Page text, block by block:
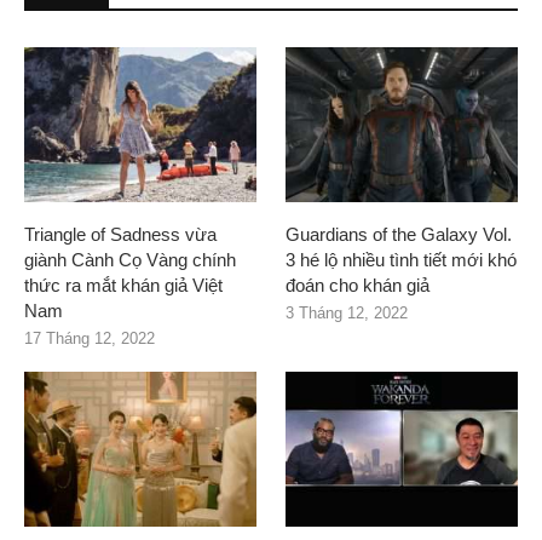
Triangle of Sadness vừa
giành Cành Cọ Vàng chính
thức ra mắt khán giả Việt
Nam
17 Tháng 12, 2022
Guardians of the Galaxy Vol.
3 hé lộ nhiều tình tiết mới khó
đoán cho khán giả
3 Tháng 12, 2022